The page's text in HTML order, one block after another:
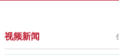
视频新闻